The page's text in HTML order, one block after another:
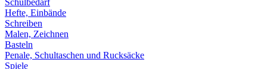
Schulbedarf
Hefte, Einbände
Schreiben
Malen, Zeichnen
Basteln
Penale, Schultaschen und Rucksäcke
Spiele